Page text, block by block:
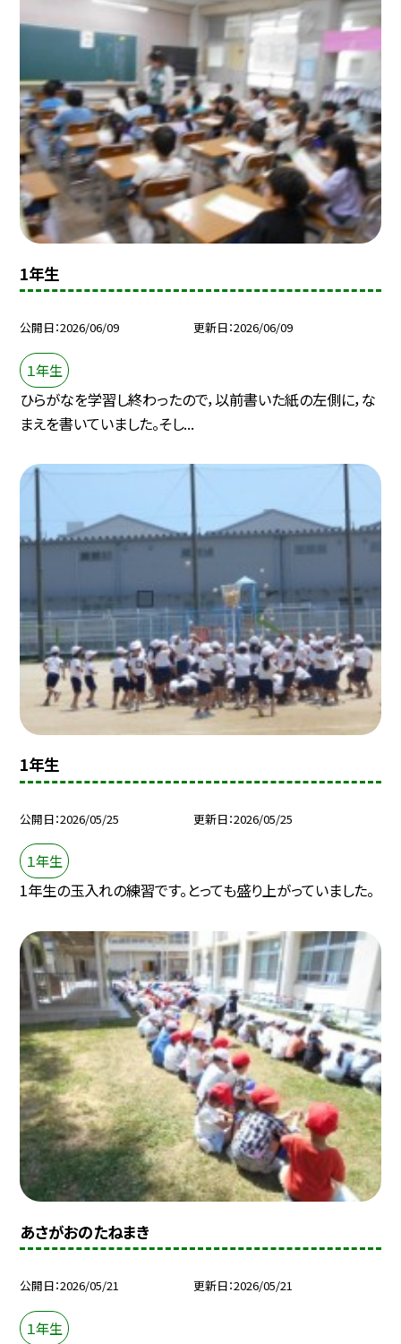
1年生
公開日 2026/06/09 更新日 2026/06/09
１年生
ひらがなを学習し終わったので，以前書いた紙の左側に，な
まえを書いていました。そし...
1年生
公開日 2026/05/25 更新日 2026/05/25
１年生
1年生の玉入れの練習です。とっても盛り上がっていました。
あさがおのたねまき
公開日 2026/05/21 更新日 2026/05/21
１年生